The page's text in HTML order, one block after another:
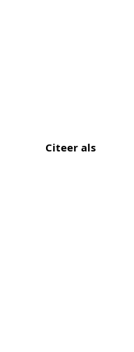
Citeer als